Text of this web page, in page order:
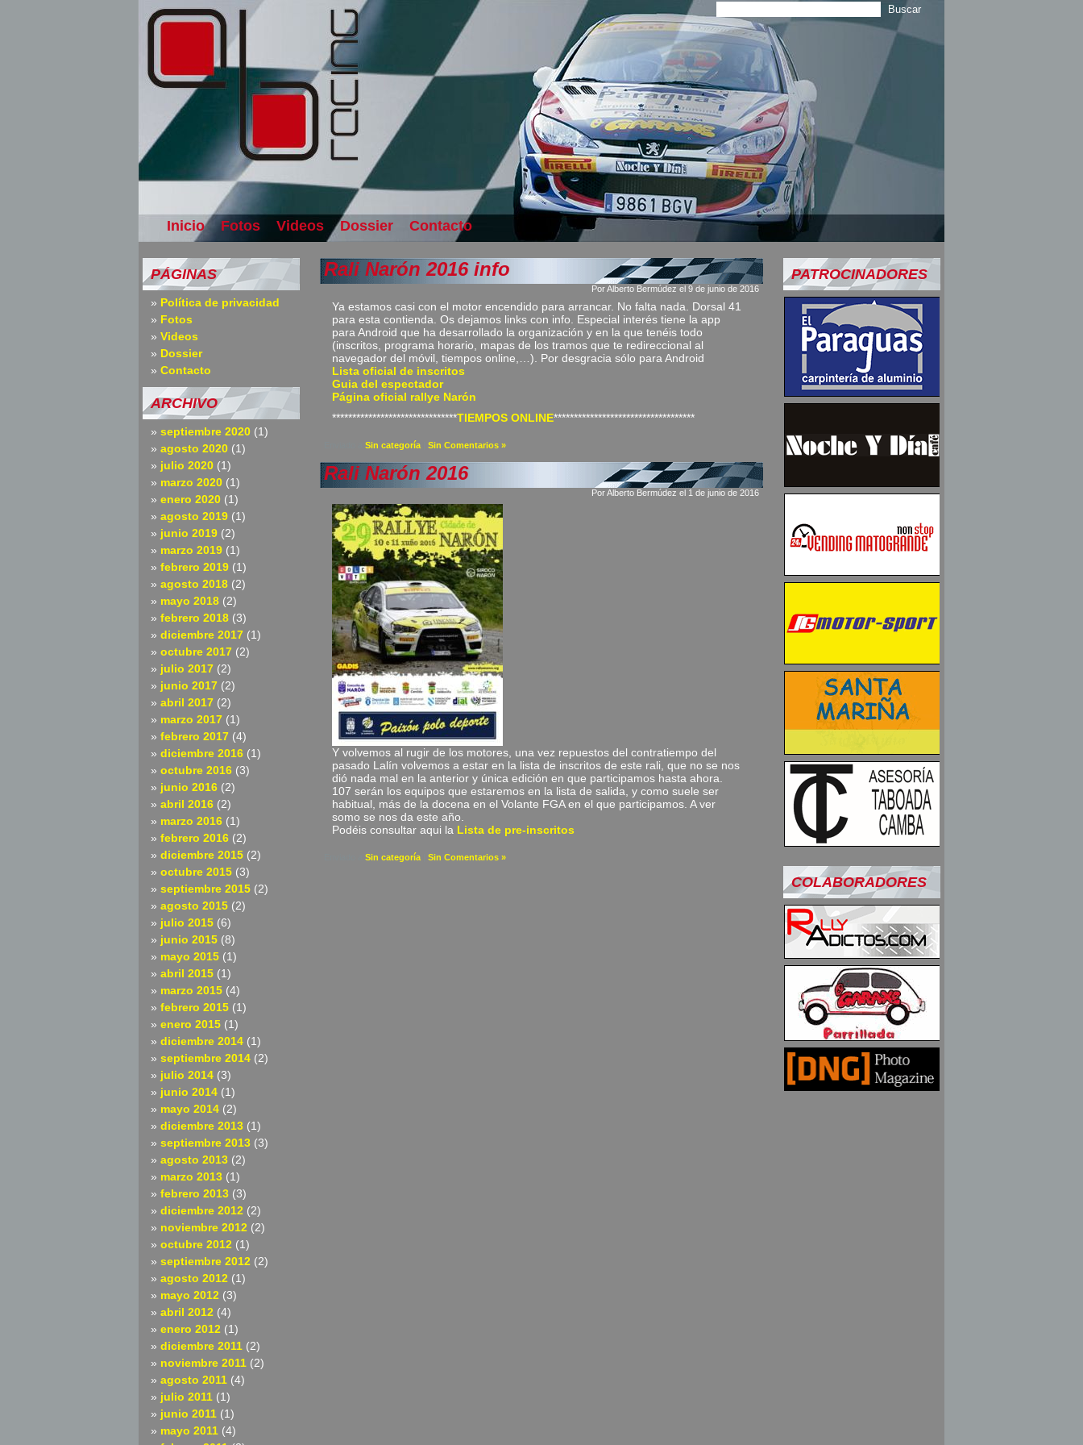
Inicio Fotos Videos Dossier Contacto
PÁGINAS
Política de privacidad
Fotos
Videos
Dossier
Contacto
ARCHIVO
septiembre 2020 (1)
agosto 2020 (1)
julio 2020 (1)
marzo 2020 (1)
enero 2020 (1)
agosto 2019 (1)
junio 2019 (2)
marzo 2019 (1)
febrero 2019 (1)
agosto 2018 (2)
mayo 2018 (2)
febrero 2018 (3)
diciembre 2017 (1)
octubre 2017 (2)
julio 2017 (2)
junio 2017 (2)
abril 2017 (2)
marzo 2017 (1)
febrero 2017 (4)
diciembre 2016 (1)
octubre 2016 (3)
junio 2016 (2)
abril 2016 (2)
marzo 2016 (1)
febrero 2016 (2)
diciembre 2015 (2)
octubre 2015 (3)
septiembre 2015 (2)
agosto 2015 (2)
julio 2015 (6)
junio 2015 (8)
mayo 2015 (1)
abril 2015 (1)
marzo 2015 (4)
febrero 2015 (1)
enero 2015 (1)
diciembre 2014 (1)
septiembre 2014 (2)
julio 2014 (3)
junio 2014 (1)
mayo 2014 (2)
diciembre 2013 (1)
septiembre 2013 (3)
agosto 2013 (2)
marzo 2013 (1)
febrero 2013 (3)
diciembre 2012 (2)
noviembre 2012 (2)
octubre 2012 (1)
septiembre 2012 (2)
agosto 2012 (1)
mayo 2012 (3)
abril 2012 (4)
enero 2012 (1)
diciembre 2011 (2)
noviembre 2011 (2)
agosto 2011 (4)
julio 2011 (1)
junio 2011 (1)
mayo 2011 (4)
Rali Narón 2016 info
Por Alberto Bermúdez el 9 de junio de 2016
Ya estamos casi con el motor encendido para arrancar. No falta nada. Dorsal 41
para esta contienda. Os dejamos links con info. Especial interés tiene la app
para Android que ha desarrollado la organización y en la que tenéis todo
(inscritos, programa horario, mapas de los tramos que te redireccional al
navegador del móvil, tiempos online,…). Por desgracia sólo para Android
Lista oficial de inscritos
Guia del espectador
Página oficial rallye Narón
*******************************TIEMPOS ONLINE***********************************
Sin categoría Sin Comentarios »
Rali Narón 2016
Por Alberto Bermúdez el 1 de junio de 2016
Y volvemos al rugir de los motores, una vez repuestos del contratiempo del
pasado Lalín volvemos a estar en la lista de inscritos de este rali, que no se nos
dió nada mal en la anterior y única edición en que participamos hasta ahora.
107 serán los equipos que estaremos en la lista de salida, y como suele ser
habitual, más de la docena en el Volante FGA en el que participamos. A ver
somo se nos da este año.
Podéis consultar aqui la Lista de pre-inscritos
Sin categoría Sin Comentarios »
PATROCINADORES
COLABORADORES